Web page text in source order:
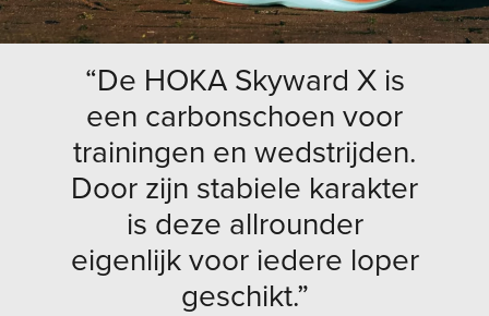
“De HOKA Skyward X is
een carbonschoen voor
trainingen en wedstrijden.
Door zijn stabiele karakter
is deze allrounder
eigenlijk voor iedere loper
geschikt.”